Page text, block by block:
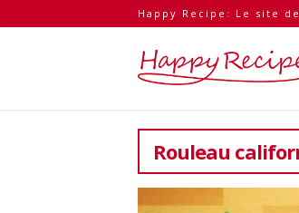
Happy Recipe: Le site
Rouleau